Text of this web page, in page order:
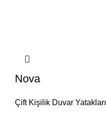
Nova
Çift Kişilik Duvar Yatakları